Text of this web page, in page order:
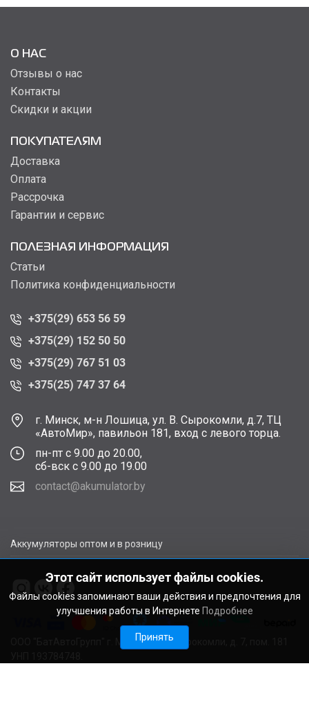
О НАС
Отзывы о нас
Контакты
Скидки и акции
ПОКУПАТЕЛЯМ
Доставка
Оплата
Рассрочка
Гарантии и сервис
ПОЛЕЗНАЯ ИНФОРМАЦИЯ
Статьи
Политика конфиденциальности
+375(29) 653 56 59
+375(29) 152 50 50
+375(29) 767 51 03
+375(25) 747 37 64
г. Минск, м-н Лошица, ул. В. Сырокомли, д.7, ТЦ
«АвтоМир», павильон 181, вход с левого торца.
пн-пт с 9.00 до 20.00,
сб-вск с 9.00 до 19.00
contact@akumulator.by
Аккумуляторы оптом и в розницу
ООО "БатАвтоГрупп" г. Минск, ул. В. Сырокомли, д. 7, пом. 181
Этот сайт использует файлы cookies.
Файлы cookies запоминают ваши действия и предпочтения для
улучшения работы в Интернете Подробнее
Принять